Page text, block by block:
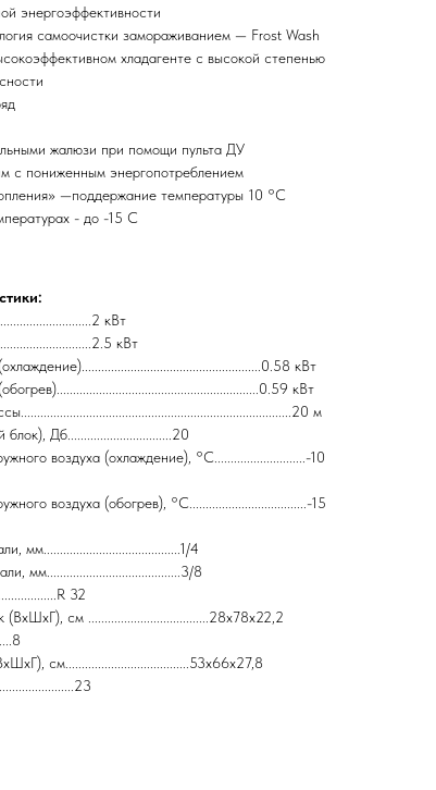
энергоэффективности
самоочистки замораживанием — Frost Wash
хладагенте с высокой степенью
жалюзи при помощи пульта ДУ
с пониженным энергопотреблением
—поддержание температуры 10 °C
- до -15 С
кВт
кВт
кВт
кВт
м
Дб................................20
воздуха (охлаждение), °C............................-10
воздуха (обогрев), °C....................................-15
мм..........................................1/4
мм.........................................3/8
32
(ВхШхГ), см .....................................28х78х22,2
см......................................53х66х27,8